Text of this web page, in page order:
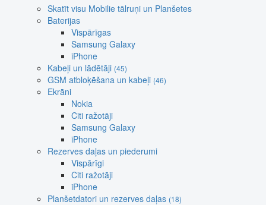
Skatīt visu Mobilie tālruņi un Planšetes
Baterijas
Vispārīgas
Samsung Galaxy
iPhone
Kabeļi un lādētāji (45)
GSM atbloķēšana un kabeļi (46)
Ekrāni
Nokia
Citi ražotāji
Samsung Galaxy
iPhone
Rezerves daļas un piederumi
Vispārīgi
Citi ražotāji
iPhone
Planšetdatori un rezerves daļas (18)